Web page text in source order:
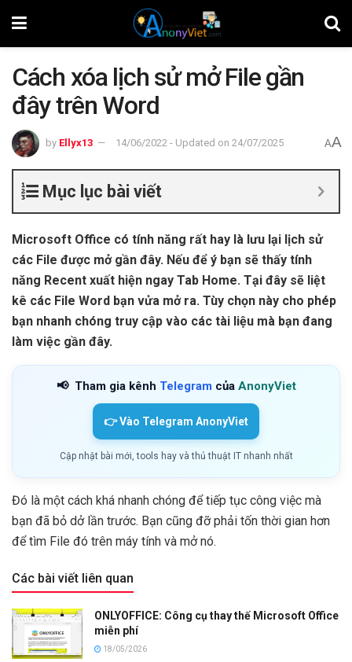
Cách xóa lịch sử mở File gần
đây trên Word
by Ellyx13 14/06/2022 - Updated on 24/07/2025 AA
Mục lục bài viết
Microsoft Office có tính năng rất hay là lưu lại lịch sử
các File được mở gần đây. Nếu để ý bạn sẽ thấy tính
năng Recent xuất hiện ngay Tab Home. Tại đây sẽ liệt
kê các File Word bạn vửa mở ra. Tùy chọn này cho phép
bạn nhanh chóng truy cập vào các tài liệu mà bạn đang
làm việc gần đây.
📢 Tham gia kênh Telegram của AnonyViet
👉 Vào Telegram AnonyViet
Cập nhật bài mới, tools hay và thủ thuật IT nhanh nhất
Đó là một cách khá nhanh chóng để tiếp tục công việc mà
bạn đã bỏ dở lần trước. Bạn cũng đỡ phải tốn thời gian hơn
để tìm File đó trên máy tính và mở nó.
Các bài viết liên quan
ONLYOFFICE: Công cụ thay thế Microsoft Office
miễn phí
18/05/2026